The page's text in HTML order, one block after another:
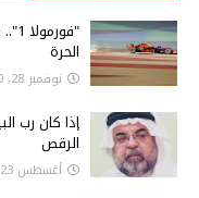
الحرة
نوفمبر 28, 2020
إذا كان رب
الرقص
أغسطس 23, 2021